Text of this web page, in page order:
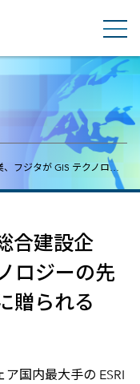
フジタが GIS テクノロ…
合建設企
ロジーの先
贈られる
国内最大手の ESRI